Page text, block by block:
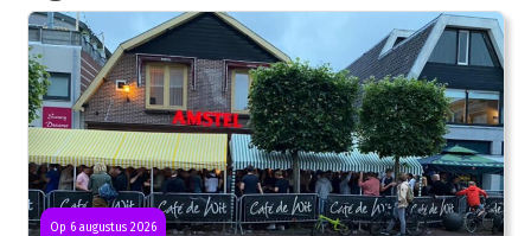
Op 6 augustus 2026